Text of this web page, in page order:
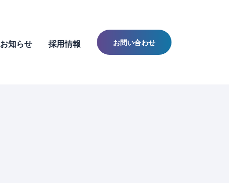
お知らせ 採用情報 お問い合わせ